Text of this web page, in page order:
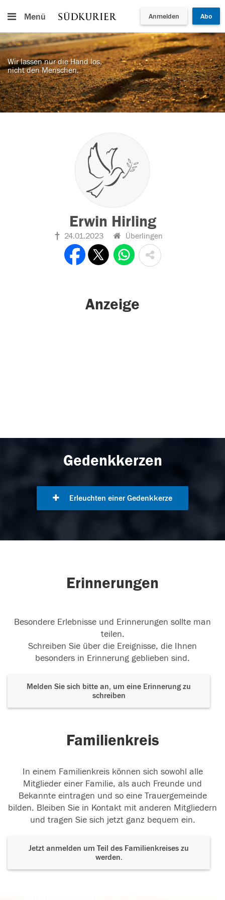
Menü Anmelden Abo
Wir lassen nur die Hand los,
nicht den Menschen.
Erwin Hirling
24.01.2023 Überlingen
Anzeige
Gedenkkerzen
Erleuchten einer Gedenkkerze
Erinnerungen
Besondere Erlebnisse und Erinnerungen sollte man
teilen.
Schreiben Sie über die Ereignisse, die Ihnen
besonders in Erinnerung geblieben sind.
Melden Sie sich bitte an, um eine Erinnerung zu
schreiben
Familienkreis
In einem Familienkreis können sich sowohl alle
Mitglieder einer Familie, als auch Freunde und
Bekannte eintragen und so eine Trauergemeinde
bilden. Bleiben Sie in Kontakt mit anderen Mitgliedern
und tragen Sie sich jetzt ganz bequem ein.
Jetzt anmelden um Teil des Familienkreises zu
werden.